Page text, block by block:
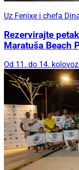
Uz Fenixe i chefa
Rezervirajte
Maratuša Beach
Od 11. do 14.